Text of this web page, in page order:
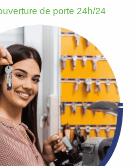
de porte 24h/24